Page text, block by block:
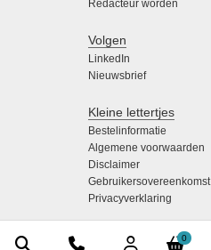
0
Redacteur worden
Volgen
LinkedIn
Nieuwsbrief
Kleine lettertjes
Bestelinformatie
Algemene voorwaarden
Disclaimer
Gebruikersovereenkomst
Privacyverklaring